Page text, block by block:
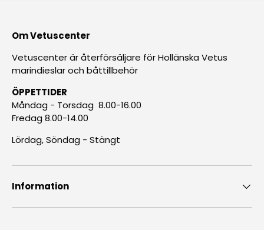
Om Vetuscenter
Vetuscenter är återförsäljare för Hollänska Vetus
marindieslar och båttillbehör
ÖPPETTIDER
Måndag - Torsdag 8.00-16.00
Fredag 8.00-14.00
Lördag, Söndag - Stängt
Information